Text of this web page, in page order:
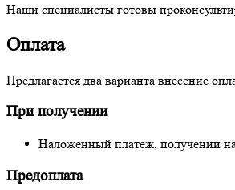
Наши специалисты готовы
Оплата
Предлагается два варианта внесение
При получении
Наложенный платеж, получении на
Предоплата